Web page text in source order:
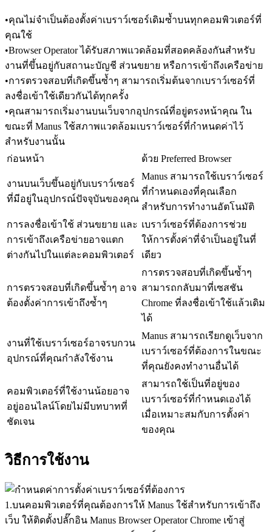
•คุณไม่จำเป็นต้องตั้งค่าเบราว์เซอร์เดิมซ้ำบนทุกคอมพิวเตอร์ที่
คุณใช้
•Browser Operator ได้รับสภาพแวดล้อมที่สอดคล้องกันสำหรับ
งานที่ขึ้นอยู่กับสถานะบัญชี ส่วนขยาย หรือการเข้าถึงเครือข่าย
•การตรวจสอบที่เกิดขึ้นซ้ำๆ สามารถเริ่มต้นจากเบราว์เซอร์ที่
ลงชื่อเข้าใช้เดียวกันได้ทุกครั้ง
•คุณสามารถเริ่มงานบนเว็บจากอุปกรณ์ที่อยู่ตรงหน้าคุณ ใน
ขณะที่ Manus ใช้สภาพแวดล้อมเบราว์เซอร์ที่กำหนดค่าไว้
สำหรับงานนั้น
ก่อนหน้า
ด้วย Preferred Browser
งานบนเว็บขึ้นอยู่กับเบราว์เซอร์
ที่มีอยู่ในอุปกรณ์ปัจจุบันของคุณ
Manus สามารถใช้เบราว์เซอร์
ที่กำหนดเองที่คุณเลือก
สำหรับการทำงานอัตโนมัติ
การลงชื่อเข้าใช้ ส่วนขยาย และ
การเข้าถึงเครือข่ายอาจแตก
ต่างกันไปในแต่ละคอมพิวเตอร์
เบราว์เซอร์ที่ต้องการช่วย
ให้การตั้งค่าที่จำเป็นอยู่ในที่
เดียว
การตรวจสอบที่เกิดขึ้นซ้ำๆ อาจ
ต้องตั้งค่าการเข้าถึงซ้ำๆ
การตรวจสอบที่เกิดขึ้นซ้ำๆ
สามารถกลับมาที่เซสชัน
Chrome ที่ลงชื่อเข้าใช้แล้วเดิม
ได้
งานที่ใช้เบราว์เซอร์อาจรบกวน
อุปกรณ์ที่คุณกำลังใช้งาน
Manus สามารถเรียกดูเว็บจาก
เบราว์เซอร์ที่ต้องการในขณะ
ที่คุณยังคงทำงานอื่นได้
คอมพิวเตอร์ที่ใช้งานน้อยอาจ
อยู่ออนไลน์โดยไม่มีบทบาทที่
ชัดเจน
สามารถใช้เป็นที่อยู่ของ
เบราว์เซอร์ที่กำหนดเองได้
เมื่อเหมาะสมกับการตั้งค่า
ของคุณ
วิธีการใช้งาน
1 .บนคอมพิวเตอร์ที่คุณต้องการให้ Manus ใช้สำหรับการเข้าถึง
เว็บ ให้ติดตั้งปลั๊กอิน Manus Browser Operator Chrome เข้าสู่